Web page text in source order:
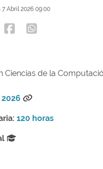
Abril 2026 09:00
Ciencias de la
2026
120 horas